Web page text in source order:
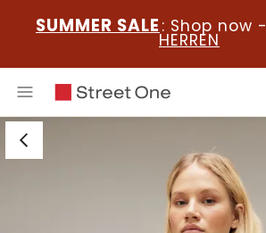
SUMMER SALE : Shop now -
HERREN